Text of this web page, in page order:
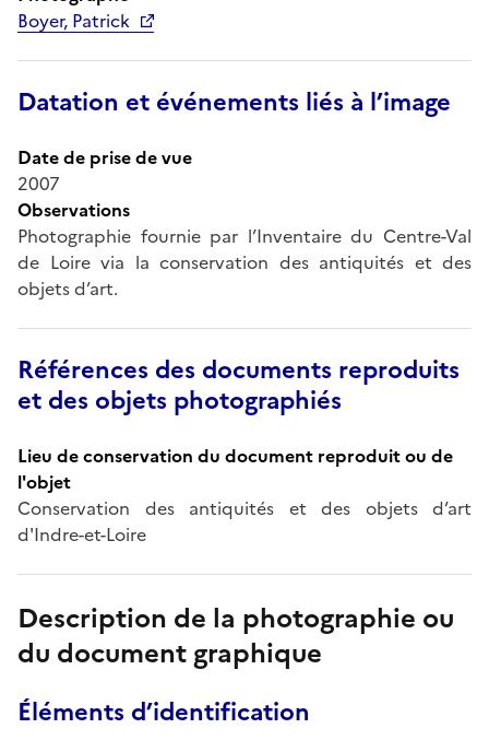
Boyer, Patrick
Datation et événements liés à l’image
Date de prise de vue
2007
Observations
Photographie fournie par l’Inventaire du Centre-Val
de Loire via la conservation des antiquités et des
objets d’art.
Références des documents reproduits
et des objets photographiés
Lieu de conservation du document reproduit ou de
l'objet
Conservation des antiquités et des objets d’art
d'Indre-et-Loire
Description de la photographie ou
du document graphique
Éléments d’identification